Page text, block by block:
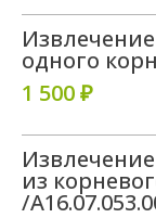
одного
1 500 ₽
из
/